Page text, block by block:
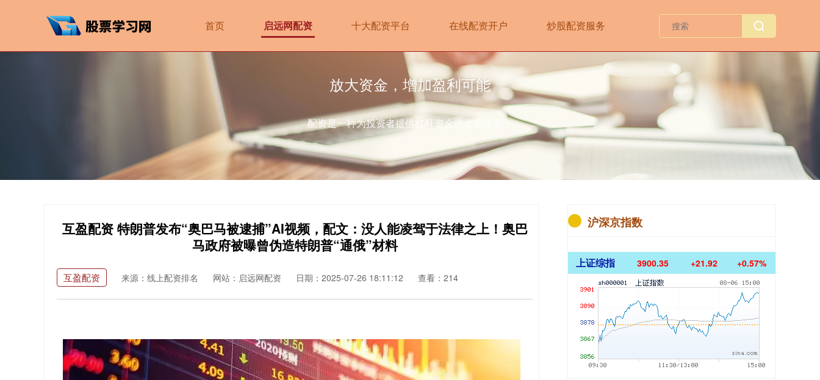
首页 启远网配资 十大配资平台 在线配资开户 炒股配资服务
放大资金，增加盈利可能
配资是一种为投资者提供杠杆资金的金融服务！
互盈配资 特朗普发布“奥巴马被逮捕”AI视频，配文：没人能凌驾于法律之上！奥巴
马政府被曝曾伪造特朗普“通俄”材料
互盈配资 来源：线上配资排名 网站：启远网配资 日期：2025-07-26 18:11:12 查看：214
沪深京指数
上证综指 3900.35 +21.92 +0.57%